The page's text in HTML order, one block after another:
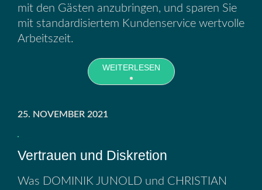
mit den Gästen anzubringen, und sparen Sie
mit standardisiertem Kundenservice wertvolle
Arbeitszeit.
WEITERLESEN
Vertrauen und Diskretion
25. NOVEMBER 2021
Was DOMINIK JUNOLD und CHRISTIAN